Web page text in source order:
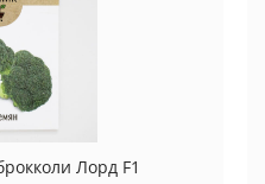
Лорд F1